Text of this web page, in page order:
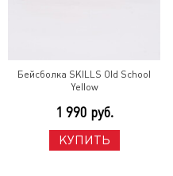
Бейсболка SKILLS Old School
Yellow
1 990 руб.
КУПИТЬ